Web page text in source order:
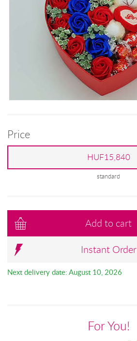
Price
HUF15,840
standard
Add to cart
Instant Order
Next delivery date: August 10, 2026
For You!